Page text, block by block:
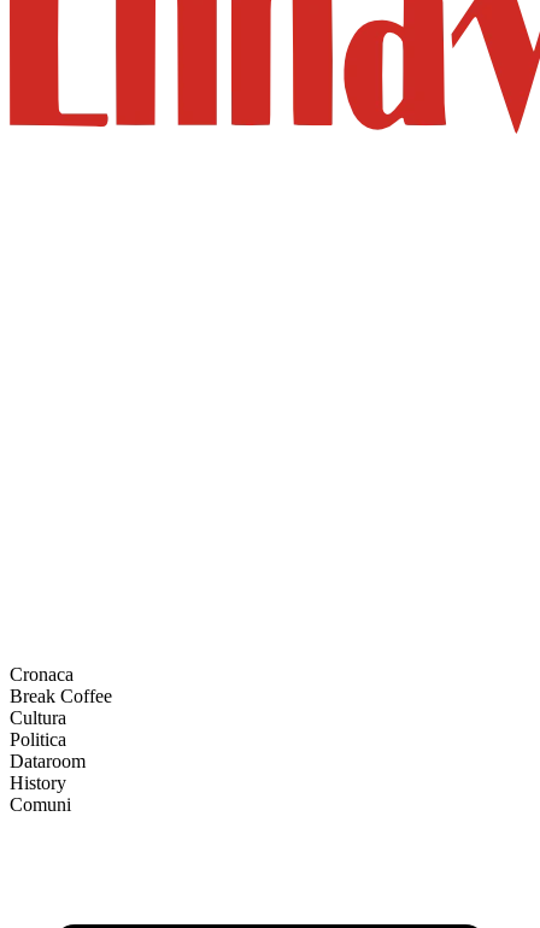
Cronaca
Break Coffee
Cultura
Politica
Dataroom
History
Comuni